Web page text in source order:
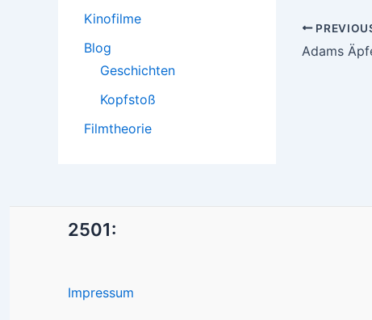
Kinofilme
Blog
Geschichten
Kopfstoß
Filmtheorie
Post
navigation
Adams
2501:
Impressum